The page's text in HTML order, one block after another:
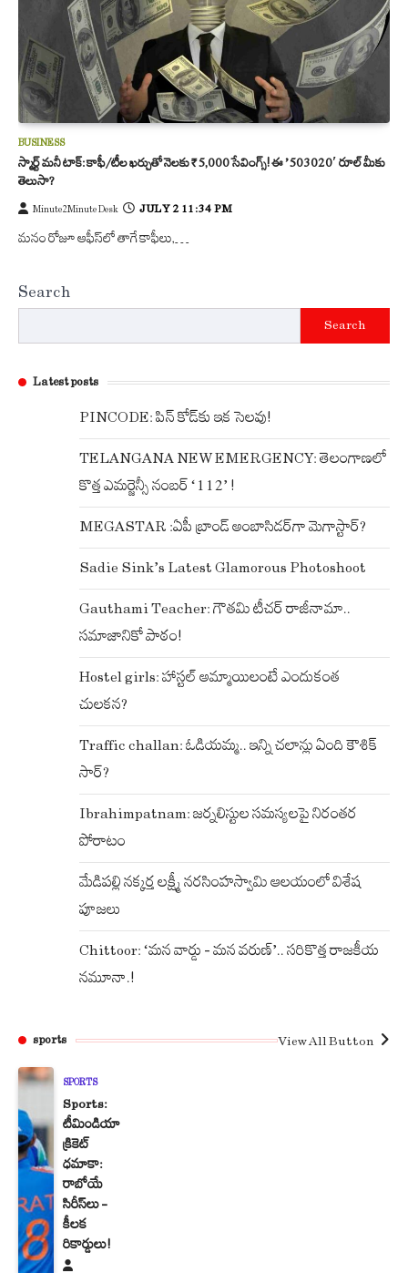
BUSINESS
స్మార్ట్ మనీ టాక్: కాఫీ/టీల ఖర్చుతో నెలకు ₹5,000 సేవింగ్స్! ఈ ’50-30-20′ రూల్ మీకు
తెలుసా?
Minute2Minute Desk JULY 2 11:34 PM
మనం రోజూ ఆఫీస్‌లో తాగే కాఫీలు,…
Search
Search
Latest posts
PINCODE: పిన్ కోడ్‌కు ఇక సెలవు!
TELANGANA NEW EMERGENCY: తెలంగాణలో
కొత్త ఎమర్జెన్సీ నంబర్ ‘112’ !
MEGASTAR :ఏపీ బ్రాండ్ అంబాసిడర్‌గా మెగాస్టార్?
Sadie Sink’s Latest Glamorous Photoshoot
Gauthami Teacher: గౌతమి టీచర్ రాజీనామా..
సమాజానికో పాఠం!
Hostel girls: హాస్టల్ అమ్మాయిలంటే ఎందుకంత
చులకన?
Traffic challan: ఓడియమ్మ.. ఇన్ని చలాన్లు ఏంది కౌశిక్
సార్?
Ibrahimpatnam: జర్నలిస్టుల సమస్యలపై నిరంతర
పోరాటం
మేడిపల్లి నక్కర్త లక్ష్మీ నరసింహస్వామి ఆలయంలో విశేష
పూజలు
Chittoor: ‘మన వార్డు – మన వరుణ్’.. సరికొత్త రాజకీయ
నమూనా.!
sports View All Button
SPORTS
Sports:
టీమిండియా
క్రికెట్
ధమాకా:
రాబోయే
సిరీస్‌లు –
కీలక
రికార్డులు!